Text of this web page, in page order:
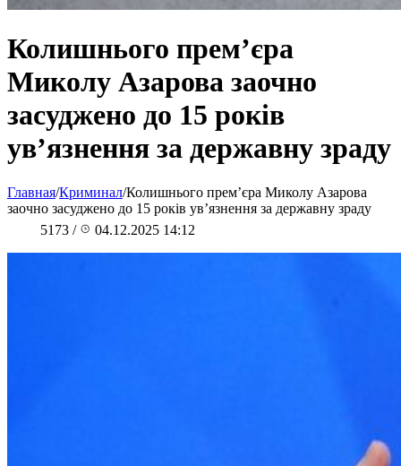
Колишнього прем’єра
Миколу Азарова заочно
засуджено до 15 років
ув’язнення за державну зраду
Главная/Криминал/Колишнього прем’єра Миколу Азарова
заочно засуджено до 15 років ув’язнення за державну зраду
5173 / 04.12.2025 14:12